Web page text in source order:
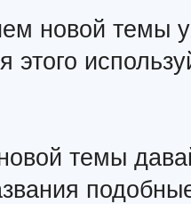
новой темы
этого
темы